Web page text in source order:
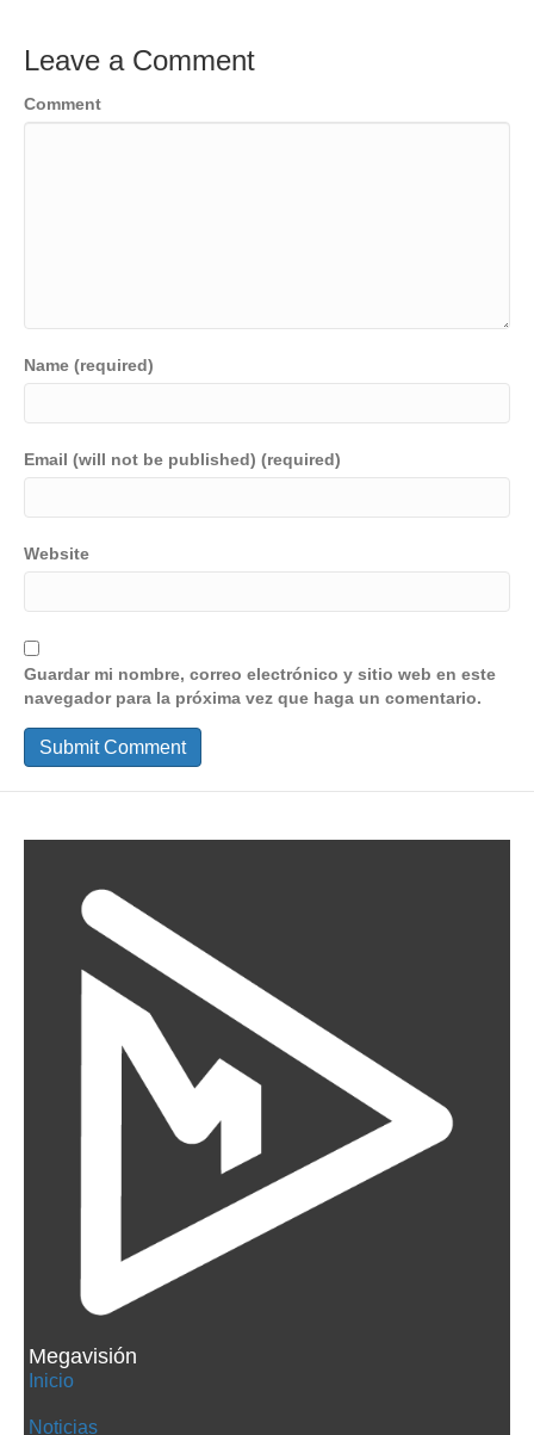
Leave a Comment
Comment
Name (required)
Email (will not be published) (required)
Website
Guardar mi nombre, correo electrónico y sitio web en este
navegador para la próxima vez que haga un comentario.
Megavisión
Inicio
Noticias